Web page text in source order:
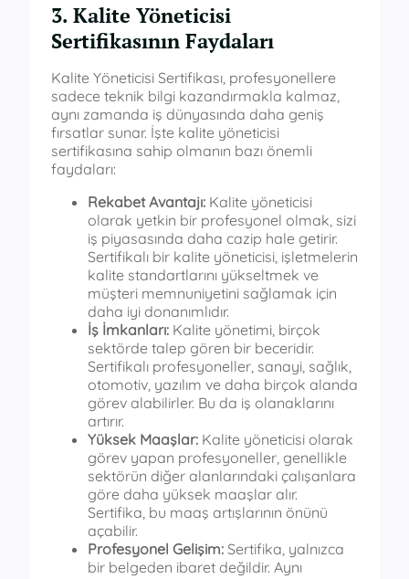
3. Kalite Yöneticisi
Sertifikasının Faydaları
Kalite Yöneticisi Sertifikası, profesyonellere
sadece teknik bilgi kazandırmakla kalmaz,
aynı zamanda iş dünyasında daha geniş
fırsatlar sunar. İşte kalite yöneticisi
sertifikasına sahip olmanın bazı önemli
faydaları:
Rekabet Avantajı: Kalite yöneticisi
olarak yetkin bir profesyonel olmak, sizi
iş piyasasında daha cazip hale getirir.
Sertifikalı bir kalite yöneticisi, işletmelerin
kalite standartlarını yükseltmek ve
müşteri memnuniyetini sağlamak için
daha iyi donanımlıdır.
İş İmkanları: Kalite yönetimi, birçok
sektörde talep gören bir beceridir.
Sertifikalı profesyoneller, sanayi, sağlık,
otomotiv, yazılım ve daha birçok alanda
görev alabilirler. Bu da iş olanaklarını
artırır.
Yüksek Maaşlar: Kalite yöneticisi olarak
görev yapan profesyoneller, genellikle
sektörün diğer alanlarındaki çalışanlara
göre daha yüksek maaşlar alır.
Sertifika, bu maaş artışlarının önünü
açabilir.
Profesyonel Gelişim: Sertifika, yalnızca
bir belgeden ibaret değildir. Aynı